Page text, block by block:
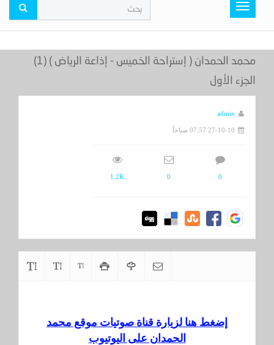
Toggle
navigation
محمد الحمدان ( إستراحة الخميس - إذاعة الرياض ) (1)
الجزء الأول
admin
27-10-10 07:57 صباحاً
0
0
1.2K
إضغط هنا لزيارة قناة صوتيات موقع محمد
الحمدان على اليوتيوب